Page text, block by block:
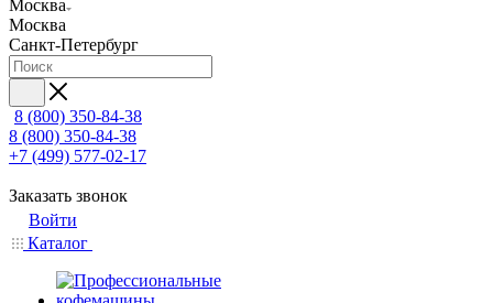
Москва
Москва
Санкт-Петербург
8 (800) 350-84-38
8 (800) 350-84-38
+7 (499) 577-02-17
Заказать звонок
Войти
Каталог